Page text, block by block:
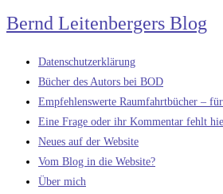
Zum
Inhalt
springen
Bernd Leitenbergers Blog
Datenschutzerklärung
Bücher des Autors bei BOD
Empfehlenswerte Raumfahrtbücher –
Eine Frage oder ihr Kommentar fehlt
Neues auf der Website
Vom Blog in die Website?
Über mich